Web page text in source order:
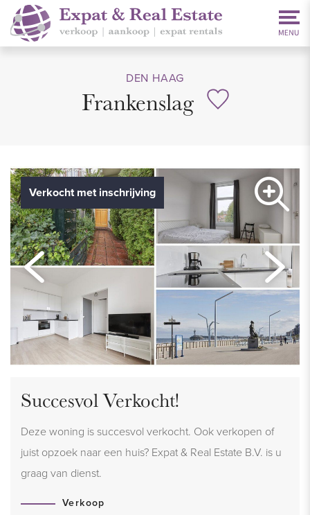
DEN HAAG
Frankenslag
Verkocht met inschrijving
Succesvol Verkocht!
Deze woning is succesvol verkocht. Ook verkopen of
juist opzoek naar een huis? Expat & Real Estate B.V. is u
graag van dienst.
Verkoop